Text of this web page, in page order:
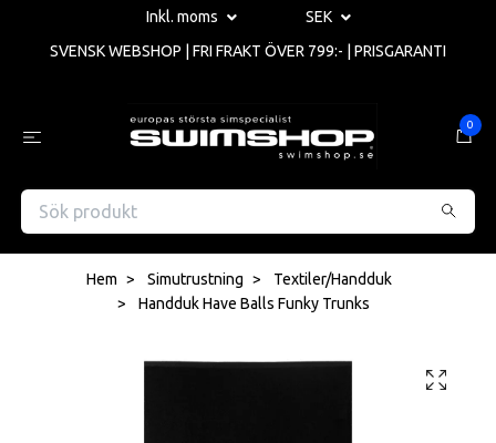
Inkl. moms
SEK
SVENSK WEBSHOP | FRI FRAKT ÖVER 799:- | PRISGARANTI
0
Hem Simutrustning
Textiler/Handduk
Handduk Have Balls Funky Trunks